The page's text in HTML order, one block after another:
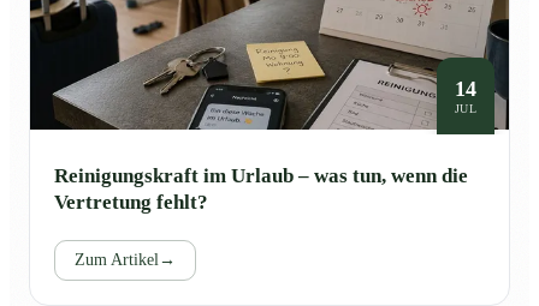
14
JUL
Reinigungskraft im Urlaub – was tun, wenn die
Vertretung fehlt?
Zum Artikel→